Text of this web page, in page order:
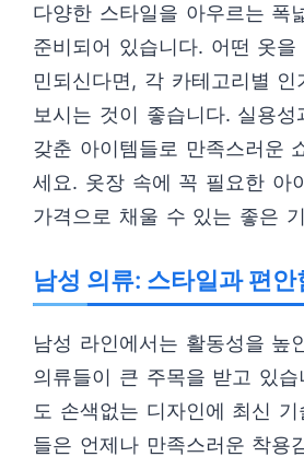
다양한 스타일을 아우르는 폭
준비되어 있습니다. 어떤 옷
민되신다면, 각 카테고리별 인
보시는 것이 좋습니다. 실용
갖춘 아이템들로 만족스러운
세요. 옷장 속에 꼭 필요한 아
가격으로 채울 수 있는 좋은
남성 의류: 스타일과 편안
남성 라인에서는 활동성을 높
의류들이 큰 주목을 받고 있습
도 손색없는 디자인에 최신
들은 언제나 만족스러운 착용